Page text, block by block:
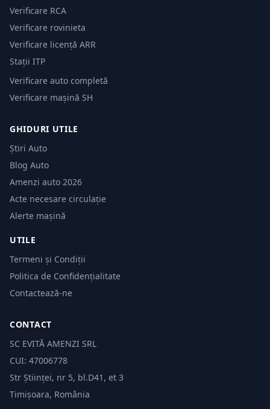
Verificare RCA
Verificare rovinieta
Verificare licență ARR
Stații ITP
Verificare auto completă
Verificare mașină SH
GHIDURI UTILE
Știri Auto
Blog Auto
Amenzi auto 2026
Acte necesare circulație
Alerte mașină
UTILE
Termeni și Condiții
Politica de Confidențialitate
Contactează-ne
CONTACT
SC EVITĂ AMENZI SRL
CUI: 47006778
Str Științei, nr 5, bl.D41, et 3
Timișoara, România